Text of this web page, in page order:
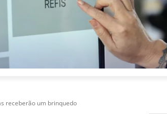
receberão um brinquedo